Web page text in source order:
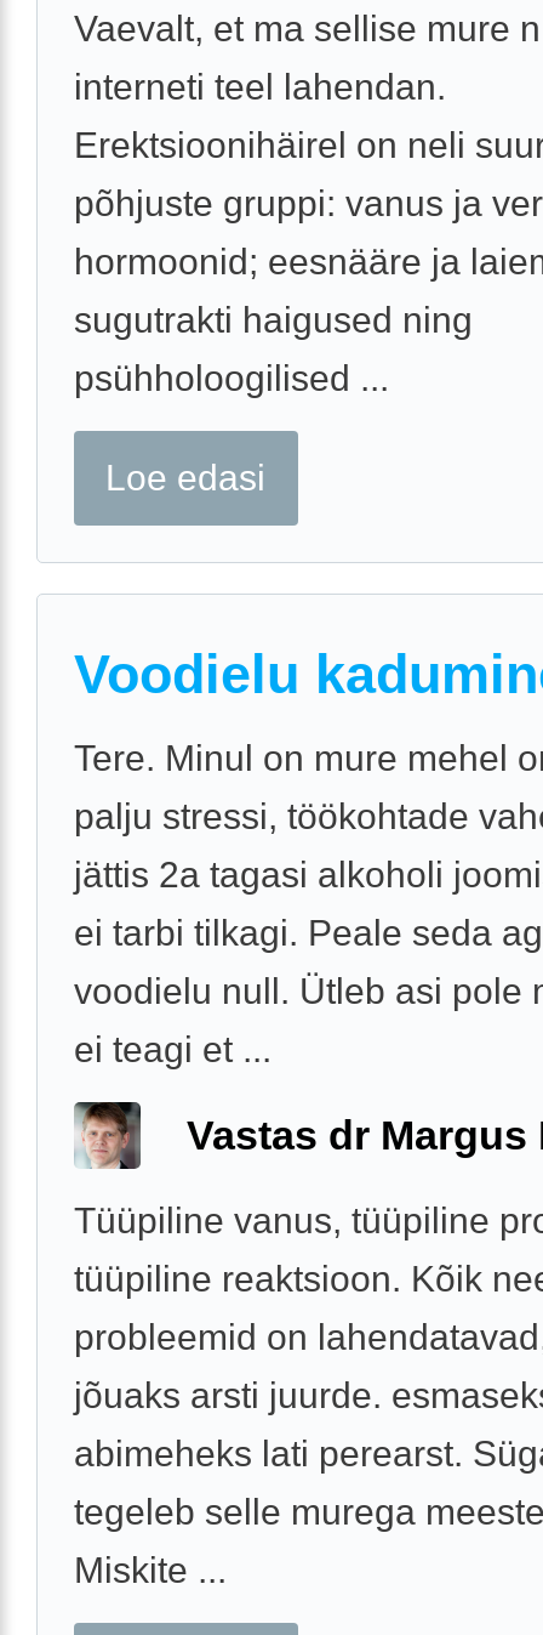
Vaevalt, et ma sellise mure
interneti teel lahendan.
Erektsioonihäirel on neli
põhjuste gruppi: vanus ja
hormoonid; eesnääre ja
sugutrakti haigused ning
psühholoogilised ...
Loe edasi
Voodielu
Tere. Minul on mure mehel
palju stressi, töökohtade
jättis 2a tagasi alkoholi
ei tarbi tilkagi. Peale seda
voodielu null. Ütleb asi pole
ei teagi et ...
Vastas dr Margus
Tüüpiline vanus, tüüpiline
tüüpiline reaktsioon. Kõik
probleemid on
jõuaks arsti juurde.
abimeheks lati perearst.
tegeleb selle murega
Miskite ...